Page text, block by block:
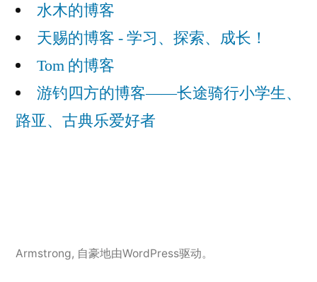
水木的博客
天赐的博客 - 学习、探索、成长！
Tom 的博客
游钓四方的博客——长途骑行小学生、
路亚、古典乐爱好者
Armstrong, 自豪地由WordPress驱动。